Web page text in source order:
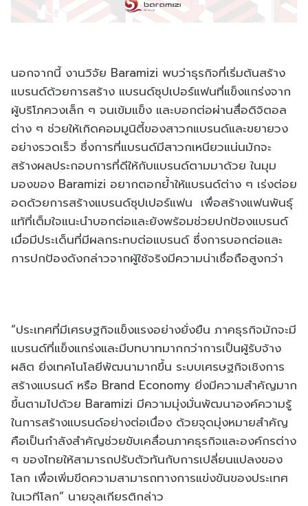
นอกจากนี้ งานวิจัย Baramizi พบว่าธุรกิจที่เริ่มต้นสร้าง
แบรนด์ด้วยการสร้าง แบรนด์ซุปเปอร์แฟนที่แข็งแกร่งจาก
ผู้บริโภควงเล็ก ๆ จนเข้มแข็ง และบอกต่อผ่านสื่อดิจิตอล
ต่าง ๆ ช่วยให้เกิดคอมมูนิตี้ของสาวกแบรนด์และขยายวง
อย่างรวดเร็ว ซึ่งการที่แบรนด์มีสาวกเหนียวแน่นมักจะ
สร้างผลประกอบการที่ดีให้กับแบรนด์ตามมาด้วย ในมุม
มองของ Baramizi อยากตอกย้ำให้แบรนด์ต่าง ๆ เร่งต่อย
อดด้วยการสร้างแบรนด์ซุปเปอร์แฟน เพื่อสร้างแฟนพันธุ์
แท้ที่เต็มใจแนะนำบอกต่อและยังพร้อมช่วยปกป้องแบรนด์
เมื่อมีประเด็นที่มีผลกระทบต่อแบรนด์ ซึ่งการบอกต่อและ
การปกป้องดังกล่าวจากผู้ใช้จริงมีความน่าเชื่อถือสูงกว่า
“ประเทศที่มีเศรษฐกิจแข็งแรงอย่างยั่งยืน ภาคธุรกิจมักจะมี
แบรนด์ที่แข็งแกร่งและมีบทบาทมากกว่าการเป็นผู้รับจ้าง
ผลิต ยิ่งเทคโนโลยีพัฒนามากขึ้น ระบบเศรษฐกิจเชิงการ
สร้างแบรนด์ หรือ Brand Economy ยิ่งมีความสำคัญมาก
ขึ้นตามไปด้วย Baramizi มีความมุ่งมั่นพัฒนาองค์ความรู้
ในการสร้างแบรนด์อย่างต่อเนื่อง ด้วยจุดมุ่งหมายสำคัญ
คือเป็นกำลังสำคัญช่วยขับเคลื่อนภาคธุรกิจและองค์กรต่าง
ๆ ของไทยให้สามารถปรับตัวทันกับการเปลี่ยนแปลงของ
โลก เพื่อเพิ่มขีดความสามารถทางการแข่งขันของประเทศ
ในเวทีโลก” นายจุลเกียรติกล่าว